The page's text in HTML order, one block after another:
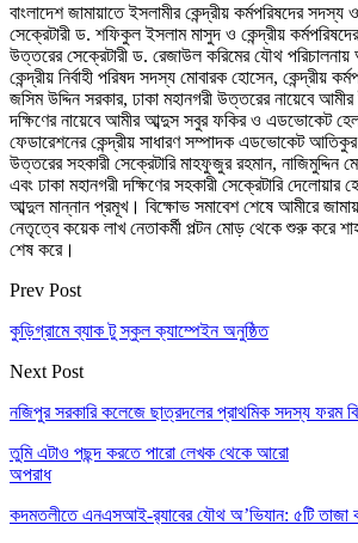
বাংলাদেশ জামায়াতে ইসলামীর কেন্দ্রীয় কর্মপরিষদের সদস্য
সেক্রেটারী ড. শফিকুল ইসলাম মাসুদ ও কেন্দ্রীয়
উত্তরের সেক্রেটারী ড. রেজাউল করিমের যৌথ পরিচালনায়
কেন্দ্রীয় নির্বাহী পরিষদ সদস্য মোবারক হোসেন, কেন্দ্রীয়
জসিম উদ্দিন সরকার, ঢাকা মহানগরী উত্তরের নায়েবে
দক্ষিণের নায়েবে আমীর আব্দুস সবুর ফকির ও এডভোকেট
ফেডারেশনের কেন্দ্রীয় সাধারণ সম্পাদক এডভোকেট আতিকুর
উত্তরের সহকারী সেক্রেটারি মাহফুজুর রহমান, নাজিমুদ্দিন
এবং ঢাকা মহানগরী দক্ষিণের সহকারী সেক্রেটারি
আব্দুল মান্নান প্রমূখ। বিক্ষোভ সমাবেশ শেষে আমীরে
নেতৃত্বে কয়েক লাখ নেতাকর্মী পল্টন মোড় থেকে শুরু করে
শেষ করে।
Prev Post
কুড়িগ্রামে ব্যাক টু স্কুল ক্যাম্পেইন অনুষ্ঠিত
Next Post
নজিপুর সরকারি কলেজে ছাত্রদলের প্রাথমিক সদস্য ফরম
তুমি এটাও পছন্দ করতে পারো লেখক থেকে আরো
অপরাধ
কদমতলীতে এনএসআই-র‍্যাবের যৌথ অ’ভিযান: ৫টি